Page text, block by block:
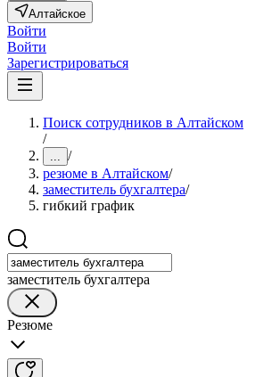
Алтайское
Войти
Войти
Зарегистрироваться
Поиск сотрудников в Алтайском
/
... /
резюме в Алтайском/
заместитель бухгалтера/
гибкий график
заместитель бухгалтера
Резюме